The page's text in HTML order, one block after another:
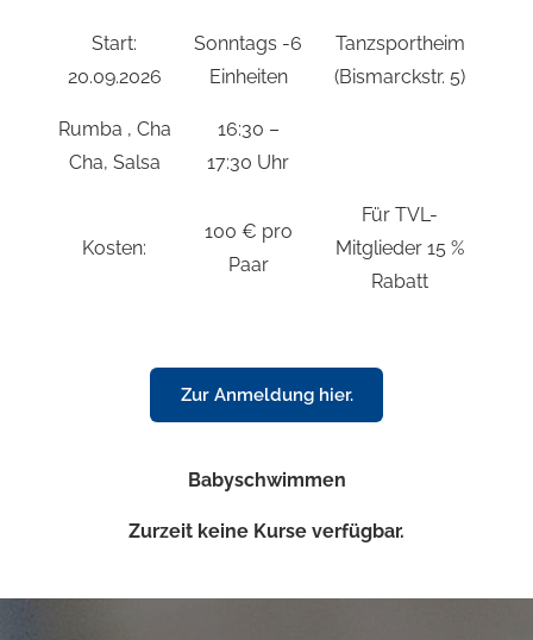
Start:
20.09.2026
Sonntags -6
Einheiten
Tanzsportheim
(Bismarckstr. 5)
Rumba , Cha
Cha, Salsa
16:30 –
17:30 Uhr
Kosten:
100 € pro
Paar
Für TVL-
Mitglieder 15 %
Rabatt
Zur Anmeldung hier.
Babyschwimmen
Zurzeit keine Kurse verfügbar.